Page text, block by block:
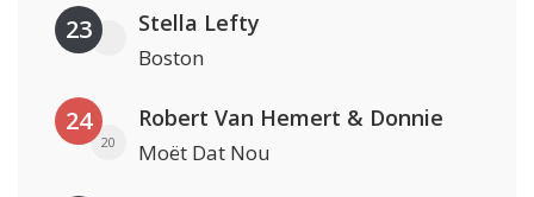
23 Stella Lefty
Boston
24
20
Robert Van Hemert & Donnie
Moët Dat Nou